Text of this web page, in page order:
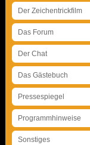
Der Zeichentrickfilm
Das Forum
Der Chat
Das Gästebuch
Pressespiegel
Programmhinweise
Sonstiges